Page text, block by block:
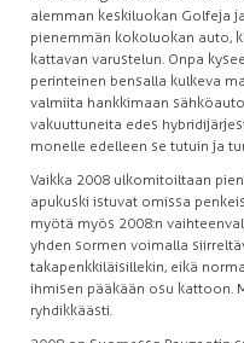
alemman keskiluokan Golfeja
pienemmän kokoluokan auto,
kattavan varustelun. Onpa
perinteinen bensalla kulkeva
valmiita hankkimaan
vakuuttuneita edes
monelle edelleen se tutuin ja
Vaikka 2008 ulkomitoiltaan
apukuski istuvat omissa
myötä myös 2008:n
yhden sormen voimalla
takapenkkiläisillekin, eikä
ihmisen pääkään osu kattoon.
ryhdikkäästi.